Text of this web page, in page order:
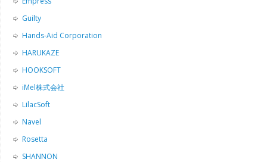
Guilty
Hands-Aid Corporation
HARUKAZE
HOOKSOFT
iMel株式会社
LilacSoft
Navel
Rosetta
SHANNON